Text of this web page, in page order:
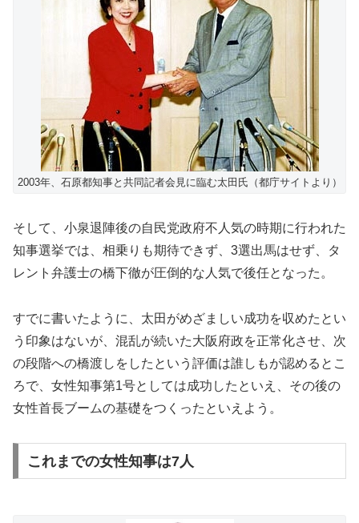
2003年、石原都知事と共同記者会見に臨む太田氏（都庁サイトより）
そして、小泉退陣後の自民党政府不人気の時期に行われた
知事選挙では、相乗りも期待できず、3選出馬はせず、タ
レント弁護士の橋下徹が圧倒的な人気で後任となった。
すでに書いたように、太田がめざましい成功を収めたとい
う印象はないが、混乱が続いた大阪府政を正常化させ、次
の段階への橋渡しをしたという評価は誰しもが認めるとこ
ろで、女性知事第1号としては成功したといえ、その後の
女性首長ブームの基礎をつくったといえよう。
これまでの女性知事は7人